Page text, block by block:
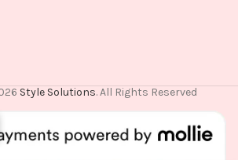
Style Solutions. All Rights Reserved